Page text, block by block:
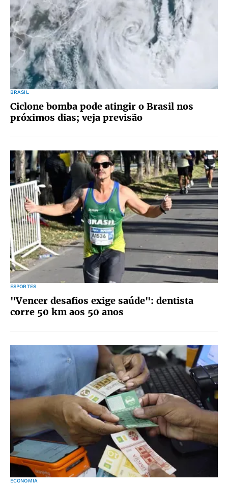
BRASIL
Ciclone bomba pode atingir o Brasil nos
próximos dias; veja previsão
ESPORTES
"Vencer desafios exige saúde": dentista
corre 50 km aos 50 anos
ECONOMIA